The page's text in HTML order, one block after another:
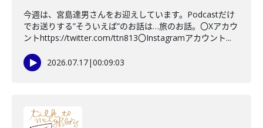
今週は、宮島達男さんをお迎えしています。Podcastだけ
でお送りする”そういえば”のお話は…旅のお話。〇Xアカウ
ントhttps://twitter.com/ttn813〇Instagramアカウント...
2026.07.17|00:09:03